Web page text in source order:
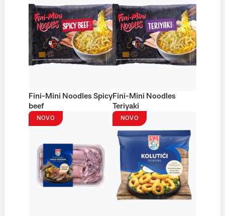
Fini-Mini Noodles Spicy
beef
Fini-Mini Noodles
Teriyaki
NOVO NOVO